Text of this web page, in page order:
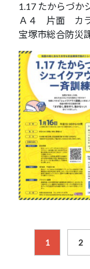
1.17 たからづか
Ａ４ 片面 カ
宝塚市総合防災
1 2